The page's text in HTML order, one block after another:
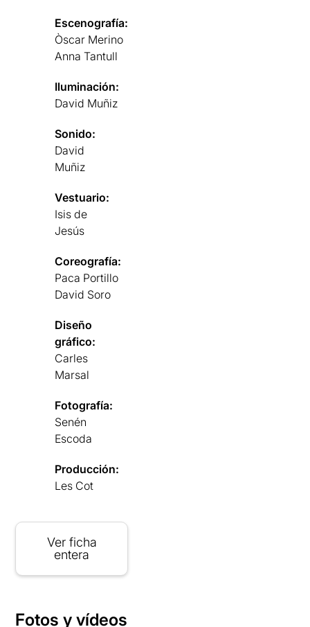
Escenografía:
Òscar Merino
Anna Tantull
Iluminación:
David Muñiz
Sonido:
David
Muñiz
Vestuario:
Isis de
Jesús
Coreografía:
Paca Portillo
David Soro
Diseño
gráfico:
Carles
Marsal
Fotografía:
Senén
Escoda
Producción:
Les Cot
Ver ficha
entera
Fotos y vídeos